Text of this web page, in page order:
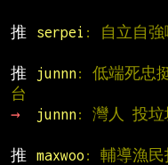
推
serpei : 自立自強
推
junnn: 低端死忠
台
→
junnn: 灣人 投垃
推
maxwoo : 輔導漁民